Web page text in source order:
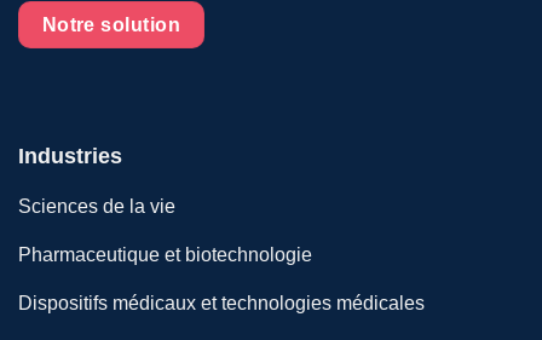
Notre solution
Industries
Sciences de la vie
Pharmaceutique et biotechnologie
Dispositifs médicaux et technologies médicales